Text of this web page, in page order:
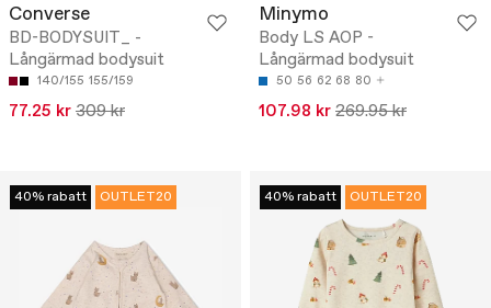
Converse
BD-BODYSUIT_ -
Långärmad bodysuit
140/155 155/159
77.25 kr 309 kr
Minymo
Body LS AOP -
Långärmad bodysuit
50 56 62 68 80
107.98 kr 269.95 kr
40% rabatt OUTLET20 40% rabatt OUTLET20